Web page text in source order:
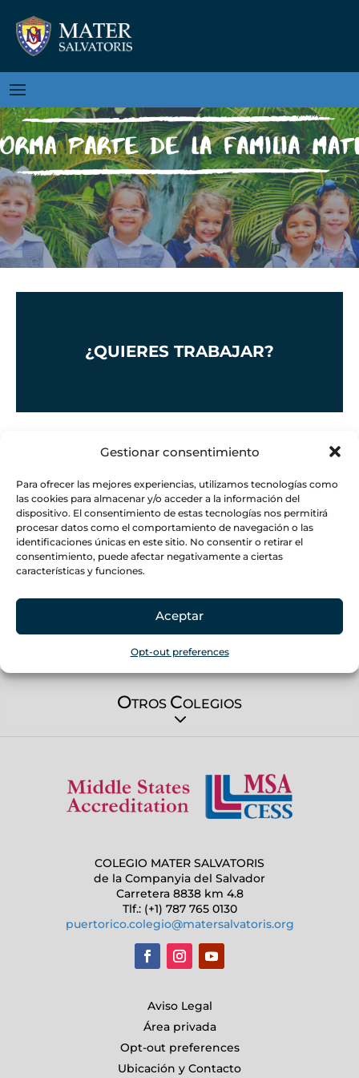
Gestionar consentimiento
Para ofrecer las mejores experiencias, utilizamos tecnologías como
las cookies para almacenar y/o acceder a la información del
dispositivo. El consentimiento de estas tecnologías nos permitirá
procesar datos como el comportamiento de navegación o las
identificaciones únicas en este sitio. No consentir o retirar el
consentimiento, puede afectar negativamente a ciertas
características y funciones.
Aceptar
Opt-out preferences
¿QUIERES TRABAJAR?
Si deseas formar parte de la familia
colaborando con nosotros en la
educación y formación de la juventud
envía tu resumé y cartas de
recomendación a
puertorico.colegio@matersalvatoris.or
g, completa el formulario pinchando en
la foto y nos pondremos en contactoo
OTROS COLEGIOS
COLEGIO MATER SALVATORIS
de la Companyia del Salvador
Carretera 8838 km 4.8
Tlf.: (+1) 787 765 0130
puertorico.colegio@matersalvatoris.org
Aviso Legal
Área privada
Opt-out preferences
Ubicación y Contacto